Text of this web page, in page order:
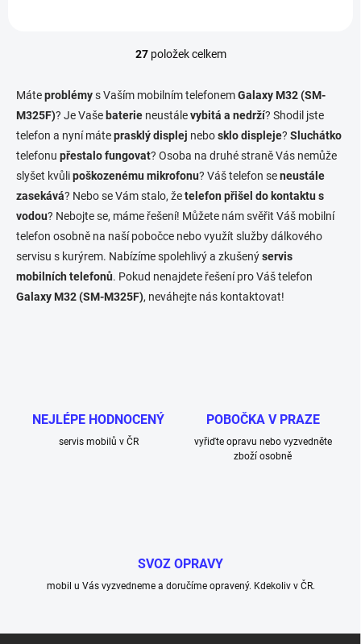
O
l
á
d
a
c
í
p
r
v
y
v
ý
p
i
27položek celkem
Máteproblémys Vaším mobilním telefonemGalaxy M32 (SM-
M325F)? Je Vaše baterie neustálevybitá a nedrží? Shodil jste
telefon a nyní máteprasklý displej nebosklo displeje? Sluchátko
telefonu přestalo fungovat? Osoba na druhé straně Vás nemůže
slyšet kvůlipoškozenému mikrofonu? Váš telefon seneustále
zasekává? Nebo se Vám stalo, žetelefon přišel do kontaktu s
vodou? Nebojte se, máme řešení! Můžete nám svěřit Váš mobilní
telefon osobně na naší pobočce nebo využít služby dálkového
servisu s kurýrem. Nabízíme spolehlivý a zkušenýservis
mobilních telefonů. Pokud nenajdete řešení pro Váš telefon
Galaxy M32 (SM-M325F), neváhejte nás kontaktovat!
NEJLÉPE HODNOCENÝ
servis mobilů v ČR
POBOČKA V PRAZE
vyřiďte opravu nebo vyzvedněte
zboží osobně
SVOZ OPRAVY
mobil u Vás vyzvedneme a doručíme opravený. Kdekoliv v ČR.